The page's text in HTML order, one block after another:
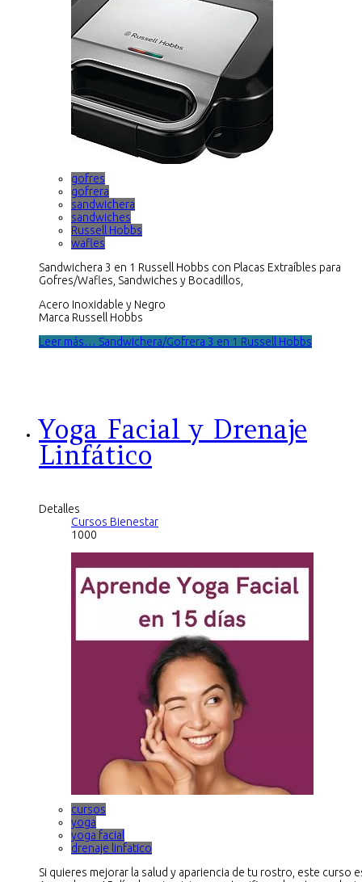
gofres
gofrera
sandwichera
sandwiches
Russell Hobbs
wafles
Sandwichera 3 en 1 Russell Hobbs con Placas Extraíbles para
Gofres/Wafles, Sandwiches y Bocadillos,
Acero Inoxidable y Negro
Marca Russell Hobbs
Leer más… Sandwichera/Gofrera 3 en 1 Russell Hobbs
Yoga Facial y Drenaje
Linfático
Detalles
Cursos Bienestar
1000
cursos
yoga
yoga facial
drenaje linfatico
Si quieres mejorar la salud y apariencia de tu rostro, este curso